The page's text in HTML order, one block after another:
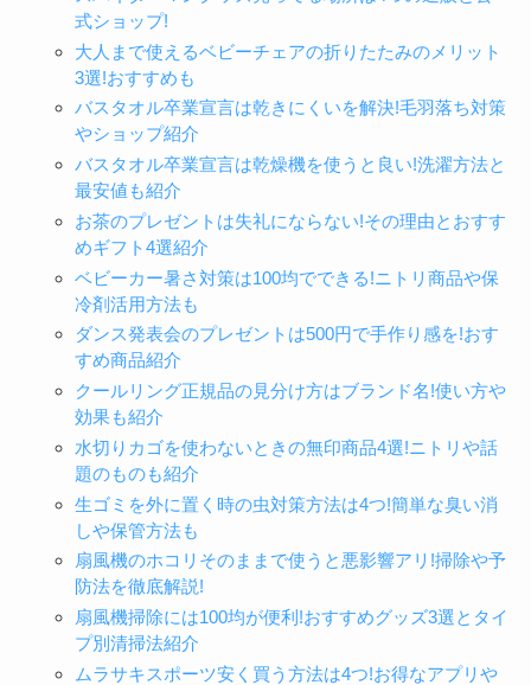
式ショップ!
大人まで使えるベビーチェアの折りたたみのメリット
3選!おすすめも
バスタオル卒業宣言は乾きにくいを解決!毛羽落ち対策
やショップ紹介
バスタオル卒業宣言は乾燥機を使うと良い!洗濯方法と
最安値も紹介
お茶のプレゼントは失礼にならない!その理由とおすす
めギフト4選紹介
ベビーカー暑さ対策は100均でできる!ニトリ商品や保
冷剤活用方法も
ダンス発表会のプレゼントは500円で手作り感を!おす
すめ商品紹介
クールリング正規品の見分け方はブランド名!使い方や
効果も紹介
水切りカゴを使わないときの無印商品4選!ニトリや話
題のものも紹介
生ゴミを外に置く時の虫対策方法は4つ!簡単な臭い消
しや保管方法も
扇風機のホコリそのままで使うと悪影響アリ!掃除や予
防法を徹底解説!
扇風機掃除には100均が便利!おすすめグッズ3選とタイ
プ別清掃法紹介
ムラサキスポーツ安く買う方法は4つ!お得なアプリや